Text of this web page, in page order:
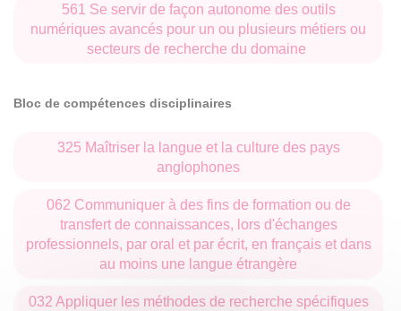
561 Se servir de façon autonome des outils
numériques avancés pour un ou plusieurs métiers ou
secteurs de recherche du domaine
Bloc de compétences disciplinaires
325 Maîtriser la langue et la culture des pays
anglophones
062 Communiquer à des fins de formation ou de
transfert de connaissances, lors d'échanges
professionnels, par oral et par écrit, en français et dans
au moins une langue étrangère
032 Appliquer les méthodes de recherche spécifiques